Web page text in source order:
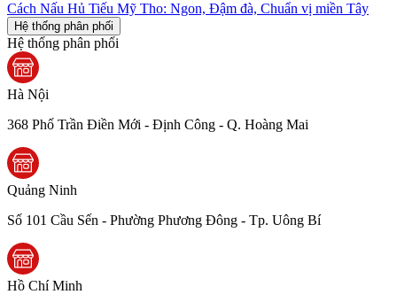
Cách Nấu Hủ Tiếu Mỹ Tho: Ngon, Đậm đà, Chuẩn vị miền Tây
Hệ thống phân phối
Hệ thống phân phối
Hà Nội
368 Phố Trần Điền Mới - Định Công - Q. Hoàng Mai
Quảng Ninh
Số 101 Cầu Sến - Phường Phương Đông - Tp. Uông Bí
Hồ Chí Minh